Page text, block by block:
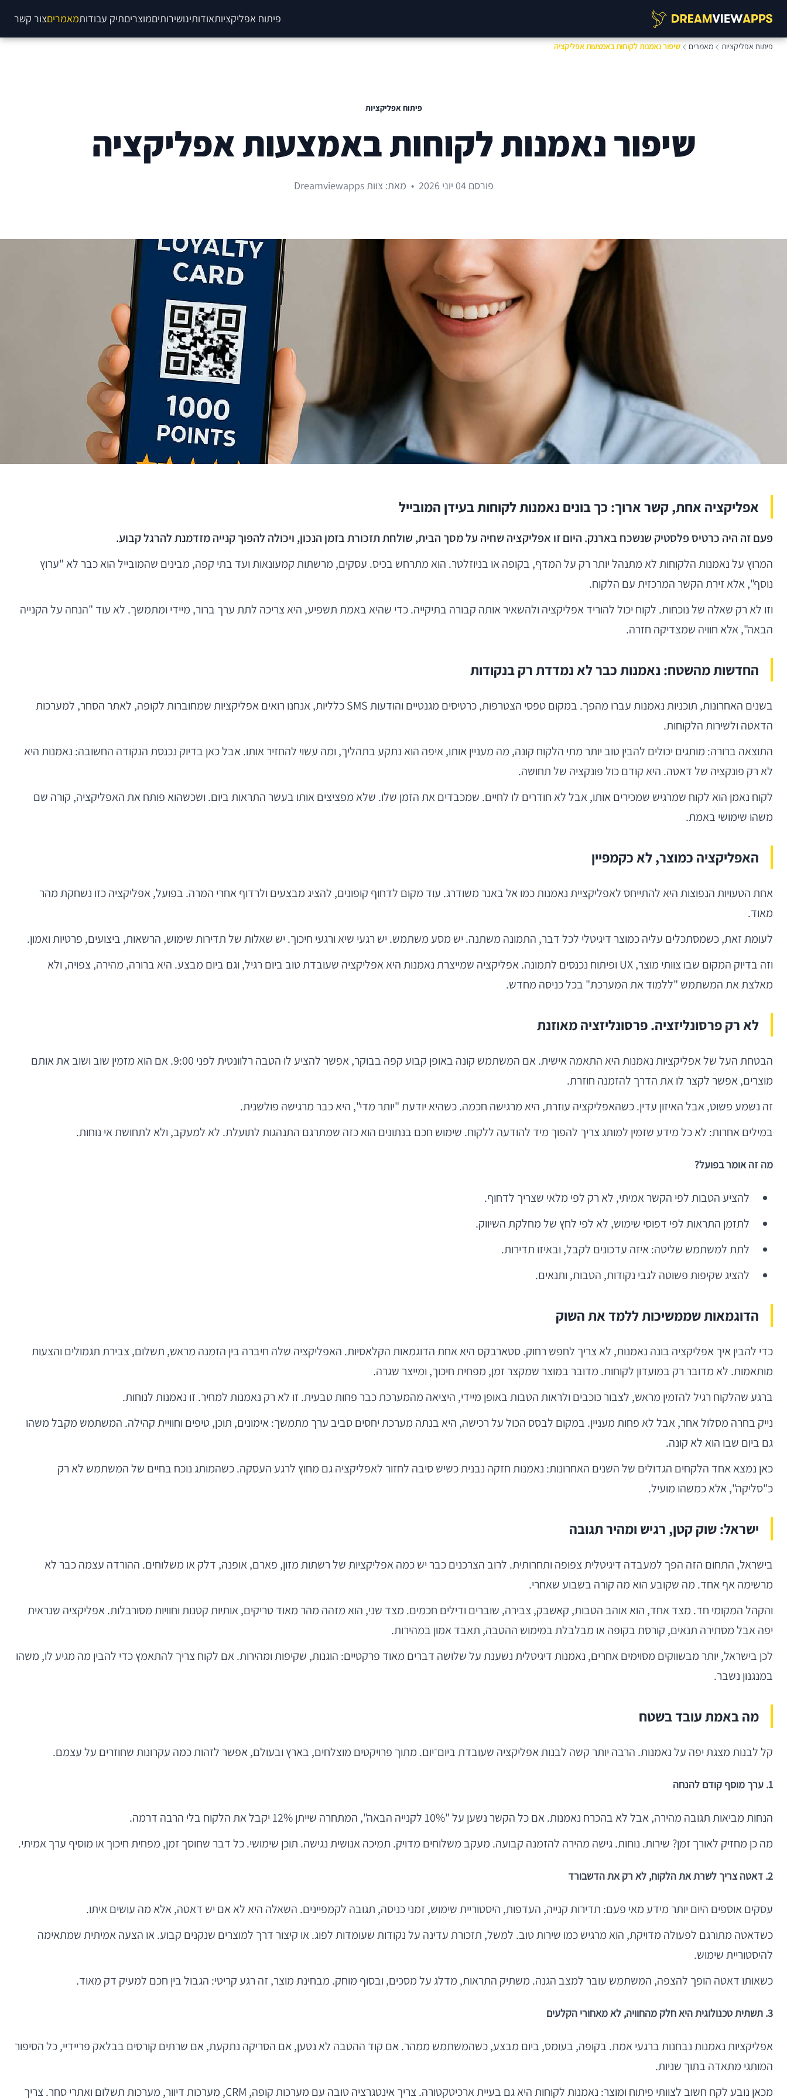
פיתוח אפליקציותאודותינושירותיםמוצריםתיק עבודותמאמריםצור קשר
פיתוח אפליקציות מאמרים שיפור נאמנות לקוחות באמצעות אפליקציה
פיתוח אפליקציות
שיפור נאמנות לקוחות באמצעות אפליקציה
פורסם 04 יוני 2026 • מאת: צוות Dreamviewapps
אפליקציה אחת, קשר ארוך: כך בונים נאמנות לקוחות בעידן המובייל
פעם זה היה כרטיס פלסטיק שנשכח בארנק. היום זו אפליקציה שחיה על מסך הבית, שולחת תזכורת בזמן הנכון, ויכולה להפוך קנייה מזדמנת להרגל קבוע.
המרוץ על נאמנות הלקוחות לא מתנהל יותר רק על המדף, בקופה או בניוזלטר. הוא מתרחש בכיס. עסקים, מרשתות קמעונאות ועד בתי קפה, מבינים שהמובייל הוא כבר לא "ערוץ
נוסף", אלא זירת הקשר המרכזית עם הלקוח.
וזו לא רק שאלה של נוכחות. לקוח יכול להוריד אפליקציה ולהשאיר אותה קבורה בתיקייה. כדי שהיא באמת תשפיע, היא צריכה לתת ערך ברור, מיידי ומתמשך. לא עוד "הנחה על הקנייה
הבאה", אלא חוויה שמצדיקה חזרה.
החדשות מהשטח: נאמנות כבר לא נמדדת רק בנקודות
בשנים האחרונות, תוכניות נאמנות עברו מהפך. במקום טפסי הצטרפות, כרטיסים מגנטיים והודעות SMS כלליות, אנחנו רואים אפליקציות שמחוברות לקופה, לאתר הסחר, למערכות
הדאטה ולשירות הלקוחות.
התוצאה ברורה: מותגים יכולים להבין טוב יותר מתי הלקוח קונה, מה מעניין אותו, איפה הוא נתקע בתהליך, ומה עשוי להחזיר אותו. אבל כאן בדיוק נכנסת הנקודה החשובה: נאמנות היא
לא רק פונקציה של דאטה. היא קודם כול פונקציה של תחושה.
לקוח נאמן הוא לקוח שמרגיש שמכירים אותו, אבל לא חודרים לו לחיים. שמכבדים את הזמן שלו. שלא מפציצים אותו בעשר התראות ביום. ושכשהוא פותח את האפליקציה, קורה שם
משהו שימושי באמת.
האפליקציה כמוצר, לא כקמפיין
אחת הטעויות הנפוצות היא להתייחס לאפליקציית נאמנות כמו אל באנר משודרג. עוד מקום לדחוף קופונים, להציג מבצעים ולרדוף אחרי המרה. בפועל, אפליקציה כזו נשחקת מהר
מאוד.
לעומת זאת, כשמסתכלים עליה כמוצר דיגיטלי לכל דבר, התמונה משתנה. יש מסע משתמש. יש רגעי שיא ורגעי חיכוך. יש שאלות של תדירות שימוש, הרשאות, ביצועים, פרטיות ואמון.
וזה בדיוק המקום שבו צוותי מוצר, UX ופיתוח נכנסים לתמונה. אפליקציה שמייצרת נאמנות היא אפליקציה שעובדת טוב ביום רגיל, וגם ביום מבצע. היא ברורה, מהירה, צפויה, ולא
מאלצת את המשתמש "ללמוד את המערכת" בכל כניסה מחדש.
לא רק פרסונליזציה. פרסונליזציה מאוזנת
הבטחת העל של אפליקציות נאמנות היא התאמה אישית. אם המשתמש קונה באופן קבוע קפה בבוקר, אפשר להציע לו הטבה רלוונטית לפני 9:00. אם הוא מזמין שוב ושוב את אותם
מוצרים, אפשר לקצר לו את הדרך להזמנה חוזרת.
זה נשמע פשוט, אבל האיזון עדין. כשהאפליקציה עוזרת, היא מרגישה חכמה. כשהיא יודעת "יותר מדי", היא כבר מרגישה פולשנית.
במילים אחרות: לא כל מידע שזמין למותג צריך להפוך מיד להודעה ללקוח. שימוש חכם בנתונים הוא כזה שמתרגם התנהגות לתועלת. לא למעקב, ולא לתחושת אי נוחות.
מה זה אומר בפועל?
להציע הטבות לפי הקשר אמיתי, לא רק לפי מלאי שצריך לדחוף.
לתזמן התראות לפי דפוסי שימוש, לא לפי לחץ של מחלקת השיווק.
לתת למשתמש שליטה: איזה עדכונים לקבל, ובאיזו תדירות.
להציג שקיפות פשוטה לגבי נקודות, הטבות, ותנאים.
הדוגמאות שממשיכות ללמד את השוק
כדי להבין איך אפליקציה בונה נאמנות, לא צריך לחפש רחוק. סטארבקס היא אחת הדוגמאות הקלאסיות. האפליקציה שלה חיברה בין הזמנה מראש, תשלום, צבירת תגמולים והצעות
מותאמות. לא מדובר רק במועדון לקוחות. מדובר במוצר שמקצר זמן, מפחית חיכוך, ומייצר שגרה.
ברגע שהלקוח רגיל להזמין מראש, לצבור כוכבים ולראות הטבות באופן מיידי, היציאה מהמערכת כבר פחות טבעית. זו לא רק נאמנות למחיר. זו נאמנות לנוחות.
נייק בחרה מסלול אחר, אבל לא פחות מעניין. במקום לבסס הכול על רכישה, היא בנתה מערכת יחסים סביב ערך מתמשך: אימונים, תוכן, טיפים וחוויית קהילה. המשתמש מקבל משהו
גם ביום שבו הוא לא קונה.
כאן נמצא אחד הלקחים הגדולים של השנים האחרונות: נאמנות חזקה נבנית כשיש סיבה לחזור לאפליקציה גם מחוץ לרגע העסקה. כשהמותג נוכח בחיים של המשתמש לא רק
כ"סליקה", אלא כמשהו מועיל.
ישראל: שוק קטן, רגיש ומהיר תגובה
בישראל, התחום הזה הפך למעבדה דיגיטלית צפופה ותחרותית. לרוב הצרכנים כבר יש כמה אפליקציות של רשתות מזון, פארם, אופנה, דלק או משלוחים. ההורדה עצמה כבר לא
מרשימה אף אחד. מה שקובע הוא מה קורה בשבוע שאחרי.
והקהל המקומי חד. מצד אחד, הוא אוהב הטבות, קאשבק, צבירה, שוברים ודילים חכמים. מצד שני, הוא מזהה מהר מאוד טריקים, אותיות קטנות וחוויות מסורבלות. אפליקציה שנראית
יפה אבל מסתירה תנאים, קורסת בקופה או מבלבלת במימוש ההטבה, תאבד אמון במהירות.
לכן בישראל, יותר מבשווקים מסוימים אחרים, נאמנות דיגיטלית נשענת על שלושה דברים מאוד פרקטיים: הוגנות, שקיפות ומהירות. אם לקוח צריך להתאמץ כדי להבין מה מגיע לו, משהו
במנגנון נשבר.
מה באמת עובד בשטח
קל לבנות מצגת יפה על נאמנות. הרבה יותר קשה לבנות אפליקציה שעובדת ביום־יום. מתוך פרויקטים מוצלחים, בארץ ובעולם, אפשר לזהות כמה עקרונות שחוזרים על עצמם.
1. ערך מוסף קודם להנחה
הנחות מביאות תגובה מהירה, אבל לא בהכרח נאמנות. אם כל הקשר נשען על "10% לקנייה הבאה", המתחרה שייתן 12% יקבל את הלקוח בלי הרבה דרמה.
מה כן מחזיק לאורך זמן? שירות. נוחות. גישה מהירה להזמנה קבועה. מעקב משלוחים מדויק. תמיכה אנושית נגישה. תוכן שימושי. כל דבר שחוסך זמן, מפחית חיכוך או מוסיף ערך אמיתי.
2. דאטה צריך לשרת את הלקוח, לא רק את הדשבורד
עסקים אוספים היום יותר מידע מאי פעם: תדירות קנייה, העדפות, היסטוריית שימוש, זמני כניסה, תגובה לקמפיינים. השאלה היא לא אם יש דאטה, אלא מה עושים איתו.
כשדאטה מתורגם לפעולה מדויקת, הוא מרגיש כמו שירות טוב. למשל, תזכורת עדינה על נקודות שעומדות לפוג. או קיצור דרך למוצרים שנקנים קבוע. או הצעה אמיתית שמתאימה
להיסטוריית שימוש.
כשאותו דאטה הופך להצפה, המשתמש עובר למצב הגנה. משתיק התראות, מדלג על מסכים, ובסוף מוחק. מבחינת מוצר, זה רגע קריטי: הגבול בין חכם למעיק דק מאוד.
3. תשתית טכנולוגית היא חלק מהחוויה, לא מאחורי הקלעים
אפליקציות נאמנות נבחנות ברגעי אמת. בקופה, בעומס, ביום מבצע, כשהמשתמש ממהר. אם קוד ההטבה לא נטען, אם הסריקה נתקעת, אם שרתים קורסים בבלאק פריידיי, כל הסיפור
המותגי מתאדה בתוך שניות.
מכאן נובע לקח חשוב לצוותי פיתוח ומוצר: נאמנות לקוחות היא גם בעיית ארכיטקטורה. צריך אינטגרציה טובה עם מערכות קופה, CRM, מערכות דיוור, מערכות תשלום ואתרי סחר. צריך